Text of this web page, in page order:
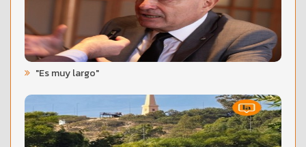
"Es muy largo"